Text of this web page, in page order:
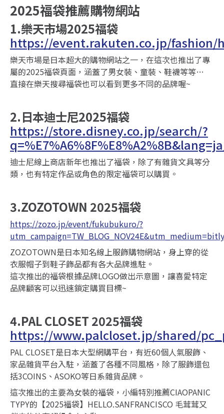
2025福袋推薦購物網站
1.樂天市場2025福袋
https://event.rakuten.co.jp/fashion/
樂天市場是日本超大的購物網站之一，在這次也推出了專
屬的2025福袋頁面，涵蓋了男女裝、童裝、鞋襪等等…
直接在樂天搜尋福袋也可以看到更多不同的品牌喔~
2.日本迪士尼2025福袋
https://store.disney.co.jp/search/?
迪士尼線上商店新年也推出了福袋，除了有雜貨文具等分
類，也有特定作品或角色的限定福袋可以購買。
3.ZOZOTOWN 2025福袋
https://zozo.jp/event/fukubukuro/?
ZOZOTOWN是日本知名線上服飾購物網站，身上穿的從
衣服帽子到鞋子飾品都有各大品牌進駐。
這次推出的福袋根據品牌LOGO做出示意圖，讓喜愛特定
品牌顧客可以迅速鎖定購買目標~
4.PAL CLOSET 2025福袋
https://www.palcloset.jp/shared/
PAL CLOSET是日本大型網購平台，有近60個人氣服飾、
家品雜貨平台入駐，涵蓋了各種不同風格，除了服飾還包
括3COINS、ASOKO等日系雜貨品牌。
這次推出的主要為女裝的福袋，小編特別推薦CIAOPANIC
TYPY的【2025福袋】HELLO.SANFRANCISCO 毛茸茸又